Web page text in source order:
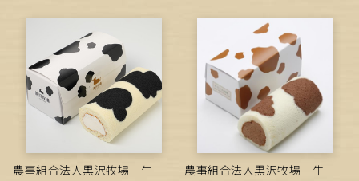
農事組合法人黒沢牧場 牛
農事組合法人黒沢牧場 牛